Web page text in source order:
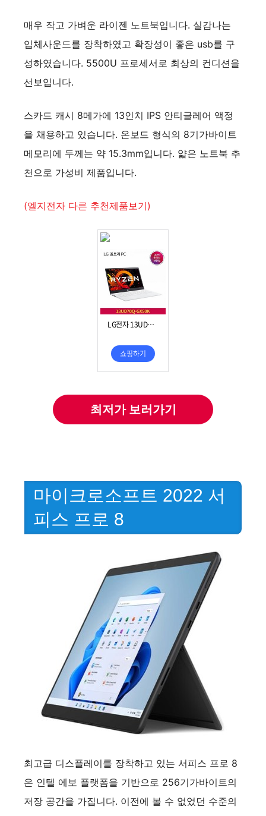
y
i
d
매우 작고 가벼운 라이젠 노트북입니다. 실감나는
입체사운드를 장착하였고 확장성이 좋은 usb를 구
성하였습니다. 5500U 프로세서로 최상의 컨디션을
선보입니다.
스카드 캐시 8메가에 13인치 IPS 안티글레어 액정
을 채용하고 있습니다. 온보드 형식의 8기가바이트
메모리에 두께는 약 15.3mm입니다. 얇은 노트북 추
천으로 가성비 제품입니다.
(엘지전자 다른 추천제품보기)
최저가 보러가기
마이크로소프트 2022 서
피스 프로 8
최고급 디스플레이를 장착하고 있는 서피스 프로 8
은 인텔 에보 플랫폼을 기반으로 256기가바이트의
저장 공간을 가집니다. 이전에 볼 수 없었던 수준의